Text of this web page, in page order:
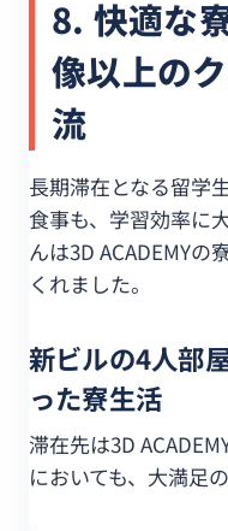
8. 快適な
像以上の
流
長期滞在となる留学
食事も、学習効率に
んは3D ACADEMYの
くれました。
新ビルの4人部
った寮生活
滞在先は3D
においても、大満足